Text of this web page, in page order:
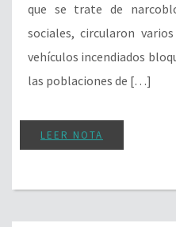
que se trate de
sociales, circularon
vehículos incendiados
las poblaciones de […]
LEER NOTA